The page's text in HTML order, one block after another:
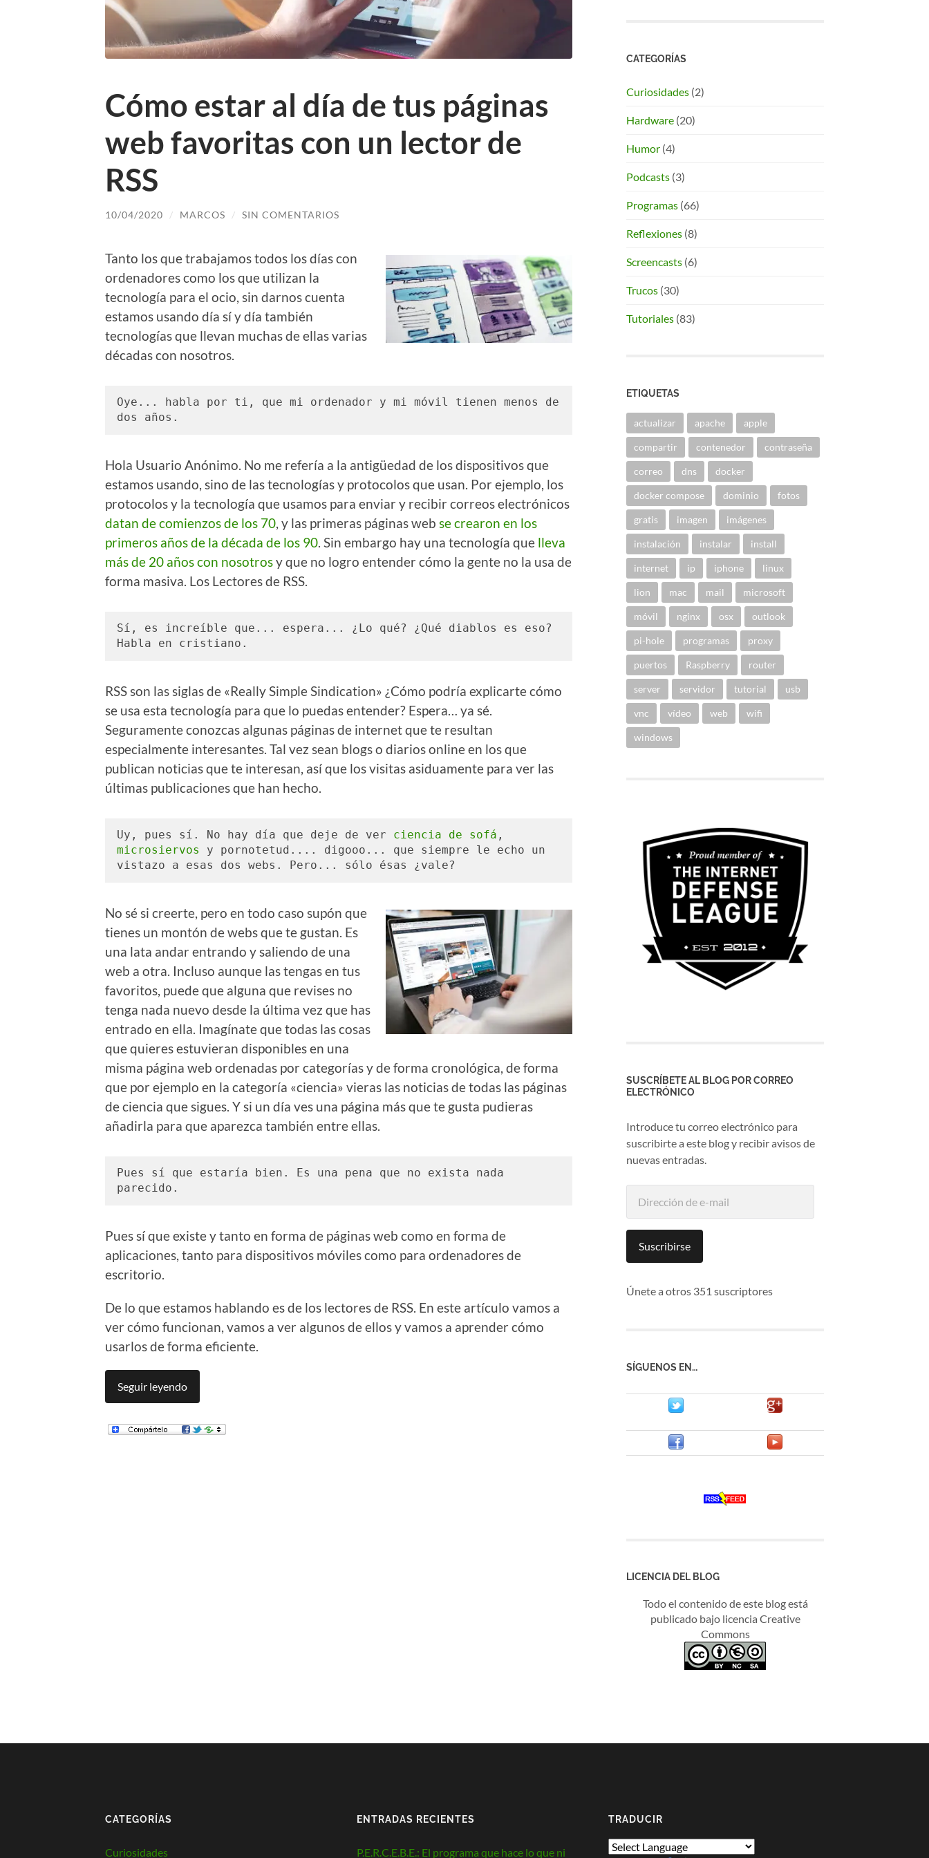
Cómo estar al día de tus páginas
web favoritas con un lector de
RSS
10/04/2020 / MARCOS / SIN COMENTARIOS
Tanto los que trabajamos todos los días con
ordenadores como los que utilizan la
tecnología para el ocio, sin darnos cuenta
estamos usando día sí y día también
tecnologías que llevan muchas de ellas varias
décadas con nosotros.
Oye... habla por ti, que mi ordenador y mi móvil tienen menos de
dos años.
Hola Usuario Anónimo. No me refería a la antigüedad de los dispositivos que
estamos usando, sino de las tecnologías y protocolos que usan. Por ejemplo, los
protocolos y la tecnología que usamos para enviar y recibir correos electrónicos
datan de comienzos de los 70, y las primeras páginas web se crearon en los
primeros años de la década de los 90. Sin embargo hay una tecnología que lleva
más de 20 años con nosotrosy que no logro entender cómo la gente no la usa de
forma masiva. Los Lectores de RSS.
Sí, es increíble que... espera... ¿Lo qué? ¿Qué diablos es eso?
Habla en cristiano.
RSS son las siglas de «Really Simple Sindication» ¿Cómo podría explicarte cómo
se usa esta tecnología para que lo puedas entender? Espera… ya sé.
Seguramente conozcas algunas páginas de internet que te resultan
especialmente interesantes. Tal vez sean blogs o diarios online en los que
publican noticias que te interesan, así que los visitas asiduamente para ver las
últimas publicaciones que han hecho.
Uy, pues sí. No hay día que deje de ver ciencia de sofá
microsiervos y pornotetud.... digooo... que siempre le echo un
vistazo a esas dos webs. Pero... sólo ésas ¿vale?
No sé si creerte, pero en todo caso supón que
tienes un montón de webs que te gustan. Es
una lata andar entrando y saliendo de una
web a otra. Incluso aunque las tengas en tus
favoritos, puede que alguna que revises no
tenga nada nuevo desde la última vez que has
entrado en ella. Imagínate que todas las cosas
que quieres estuvieran disponibles en una
misma página web ordenadas por categorías y de forma cronológica, de forma
que por ejemplo en la categoría «ciencia» vieras las noticias de todas las páginas
de ciencia que sigues. Y si un día ves una página más que te gusta pudieras
añadirla para que aparezca también entre ellas.
Pues sí que estaría bien. Es una pena que no exista nada
parecido.
Pues sí que existe y tanto en forma de páginas web como en forma de
aplicaciones, tanto para dispositivos móviles como para ordenadores de
escritorio.
De lo que estamos hablando es de los lectores de RSS. En este artículo vamos a
ver cómo funcionan, vamos a ver algunos de ellos y vamos a aprender cómo
usarlos de forma eficiente.
Seguir leyendo
CATEGORÍAS
Curiosidades (2)
Hardware (20)
Humor (4)
Podcasts (3)
Programas (66)
Reflexiones (8)
Screencasts (6)
Trucos (30)
Tutoriales (83)
ETIQUETAS
actualizar apache apple
compartir contenedor contraseña
correo dns docker
docker compose dominio fotos
gratis imagen imágenes
instalación instalar install
internet ip iphone linux
lion mac mail microsoft
móvil nginx osx outlook
pi-hole programas proxy
puertos Raspberry router
server servidor tutorial usb
vnc vídeo web wifi
windows
SUSCRÍBETE AL BLOG POR CORREO
ELECTRÓNICO
Introduce tu correo electrónico para
suscribirte a este blog y recibir avisos de
nuevas entradas.
mailSuscribirse
Únete a otros 351 suscriptores
SÍGUENOS EN…
LICENCIA DEL BLOG
Todo el contenido de este blog está
publicado bajo licencia Creative
Commons
CATEGORÍAS
Curiosidades
ENTRADAS RECIENTES
P.E.R.C.E.B.E.: El programa que hace lo que ni
TRADUCIR